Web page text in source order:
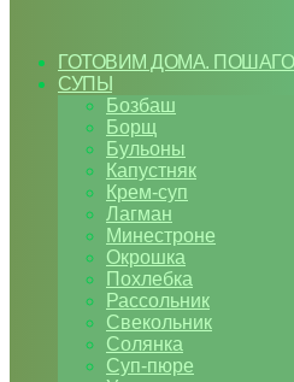
ГОТОВИМ ДОМА.
СУПЫ
Бозбаш
Борщ
Бульоны
Капустняк
Крем-суп
Лагман
Минестроне
Окрошка
Похлебка
Рассольник
Свекольник
Солянка
Суп-пюре